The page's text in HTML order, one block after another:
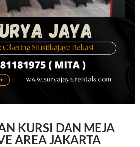
KURSI DAN MEJA
AREA JAKARTA